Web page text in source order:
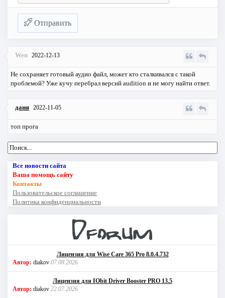
Отправить
Wen 2022-12-13
Не сохраняет готовый аудио файл, может кто сталкивался с такой
проблемой? Уже кучу перебрал версий audition и не могу найти ответ.
даня 2022-11-05
топ прога
Все новости сайта
Ваша помощь сайту
Контакты
Пользовательское соглашение
Политика конфиденциальности
Лицензия для Wise Care 365 Pro 8.0.4.732
Автор: diakov 07.08.2026
Лицензия для IObit Driver Booster PRO 13.5
Автор: diakov 22.07.2026